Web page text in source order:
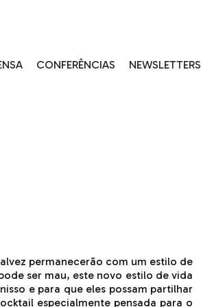
CONFERÊNCIAS NEWSLETTERS
permanecerão com um estilo de
ser mau, este novo estilo de vida
e para que eles possam partilhar
especialmente pensada para o